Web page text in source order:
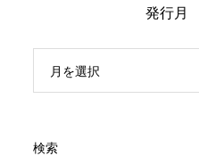
発行月
月を選択
検索